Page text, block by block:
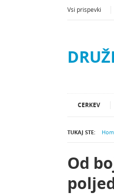
Vsi prispevki
CERKEV
TUKAJ STE:
Od